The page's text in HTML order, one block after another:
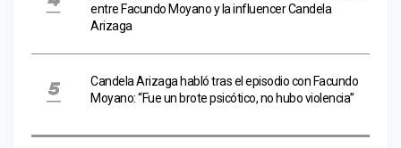
entre Facundo Moyano y la influencer Candela
Arizaga
Candela Arizaga habló tras el episodio con Facundo
Moyano: “Fue un brote psicótico, no hubo violencia”